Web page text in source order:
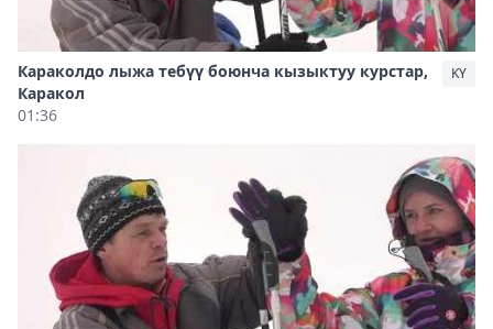
Караколдо лыжа тебүү боюнча кызыктуу курстар,
Каракол
01:36
KY